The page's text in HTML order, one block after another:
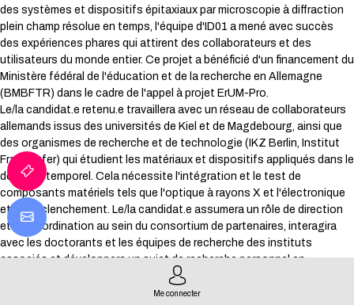
des systèmes et dispositifs épitaxiaux par microscopie à diffraction
plein champ résolue en temps, l'équipe d'ID01 a mené avec succès
des expériences phares qui attirent des collaborateurs et des
utilisateurs du monde entier. Ce projet a bénéficié d'un financement du
Ministère fédéral de l'éducation et de la recherche en Allemagne
(BMBFTR) dans le cadre de l'appel à projet ErUM-Pro.
Le/la candidat.e retenu.e travaillera avec un réseau de collaborateurs
allemands issus des universités de Kiel et de Magdebourg, ainsi que
des organismes de recherche et de technologie (IKZ Berlin, Institut
Fraunhofer) qui étudient les matériaux et dispositifs appliqués dans le
domaine temporel. Cela nécessite l'intégration et le test de
composants matériels tels que l'optique à rayons X et l'électronique
et de déclenchement. Le/la candidat.e assumera un rôle de direction
et de coordination au sein du consortium de partenaires, interagira
avec les doctorants et les équipes de recherche des instituts
associés et développera un sujet de recherche personnel en
exploitant les opportunités uniques offertes par ce développement
instrumental. Le pilotage thermique ou électrique des échantillons et
Me connecter